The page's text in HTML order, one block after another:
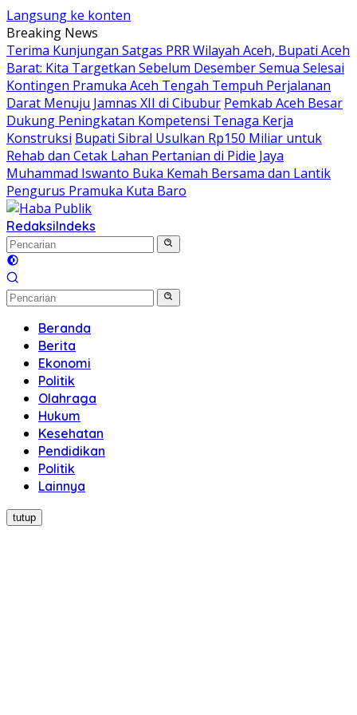
Langsung ke konten
Breaking News
Terima Kunjungan Satgas PRR Wilayah Aceh, Bupati Aceh
Barat: Kita Targetkan Sebelum Desember Semua Selesai
Kontingen Pramuka Aceh Tengah Tempuh Perjalanan
Darat Menuju Jamnas XII di Cibubur Pemkab Aceh Besar
Dukung Peningkatan Kompetensi Tenaga Kerja
Konstruksi Bupati Sibral Usulkan Rp150 Miliar untuk
Rehab dan Cetak Lahan Pertanian di Pidie Jaya
Muhammad Iswanto Buka Kemah Bersama dan Lantik
Pengurus Pramuka Kuta Baro
RedaksiIndeks
Beranda
Berita
Ekonomi
Politik
Olahraga
Hukum
Kesehatan
Pendidikan
Politik
Lainnya
tutup